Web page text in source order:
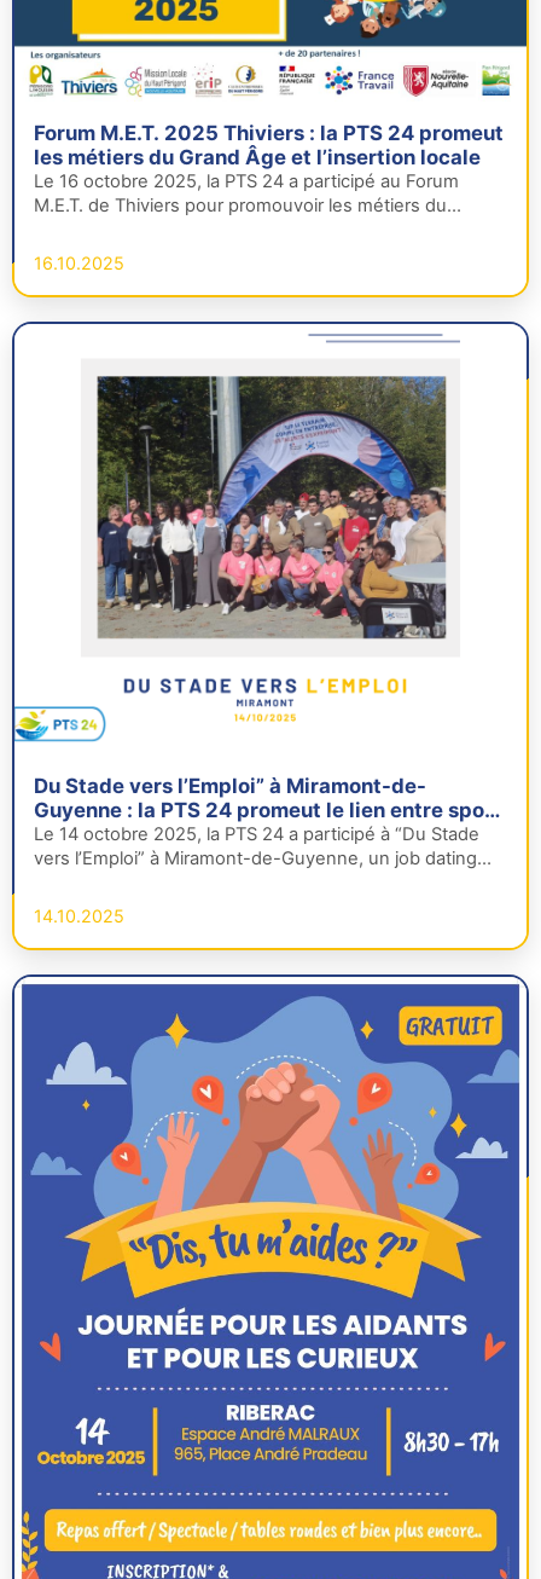
Forum M.E.T. 2025 Thiviers : la PTS 24 promeut
les métiers du Grand Âge et l’insertion locale
Le 16 octobre 2025, la PTS 24 a participé au Forum
M.E.T. de Thiviers pour promouvoir les métiers du
16.10.2025
Du Stade vers l’Emploi” à Miramont-de-
Guyenne : la PTS 24 promeut le lien entre sport,
insertion et métiers du Grand Âge
Le 14 octobre 2025, la PTS 24 a participé à “Du Stade
vers l’Emploi” à Miramont-de-Guyenne, un job dating
14.10.2025